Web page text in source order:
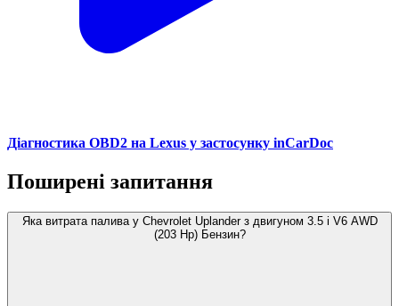
Діагностика OBD2 на Lexus у застосунку inCarDoc
Поширені запитання
Яка витрата палива у Chevrolet Uplander з двигуном 3.5 i V6 AWD
(203 Hp) Бензин?